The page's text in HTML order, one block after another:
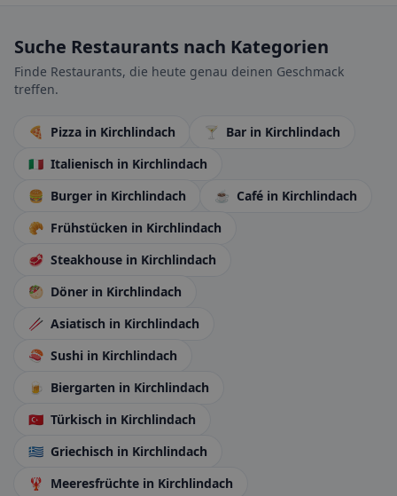
Suche Restaurants nach Kategorien
Finde Restaurants, die heute genau deinen Geschmack
treffen.
🍕 Pizza in Kirchlindach 🍸 Bar in Kirchlindach
🇮🇹 Italienisch in Kirchlindach
🍔 Burger in Kirchlindach ☕ Café in Kirchlindach
🥐 Frühstücken in Kirchlindach
🥩 Steakhouse in Kirchlindach
🥙 Döner in Kirchlindach
🥢 Asiatisch in Kirchlindach
🍣 Sushi in Kirchlindach
🍺 Biergarten in Kirchlindach
🇹🇷 Türkisch in Kirchlindach
🇬🇷 Griechisch in Kirchlindach
🦞 Meeresfrüchte in Kirchlindach